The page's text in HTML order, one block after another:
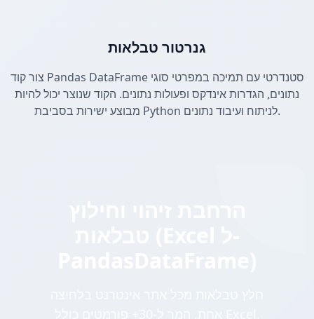
גנרטור טבלאות
צור קוד Pandas DataFrame סטנדרטי עם תמיכה במפרטי סוגי
נתונים, הגדרות אינדקס ופעולות נתונים. הקוד שנוצר יכול להיות
מבוצע ישירות בסביבת Python לניתוח ועיבוד נתונים.